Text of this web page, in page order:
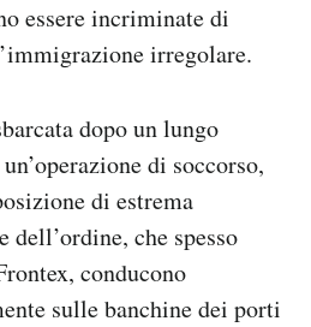
essere incriminate di
irregolare.
dopo un lungo
di soccorso,
di estrema
che spesso
conducono
sulle banchine dei porti